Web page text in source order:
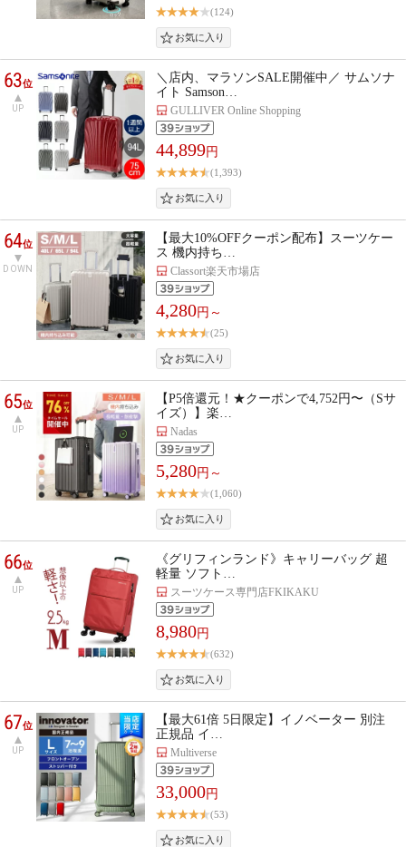
(124)
63位
UP
＼店内、マラソンSALE開催中／ サムソナ
イト Samson…
GULLIVER Online Shopping
44,899円
(1,393)
64位
DOWN
【最大10%OFFクーポン配布】スーツケー
ス 機内持ち…
Classort楽天市場店
4,280円～
(25)
65位
UP
【P5倍還元！★クーポンで4,752円〜（Sサ
イズ）】楽…
Nadas
5,280円～
(1,060)
66位
UP
《グリフィンランド》キャリーバッグ 超
軽量 ソフト…
スーツケース専門店FKIKAKU
8,980円
(632)
67位
UP
【最大61倍 5日限定】イノベーター 別注
正規品 イ…
Multiverse
33,000円
(53)